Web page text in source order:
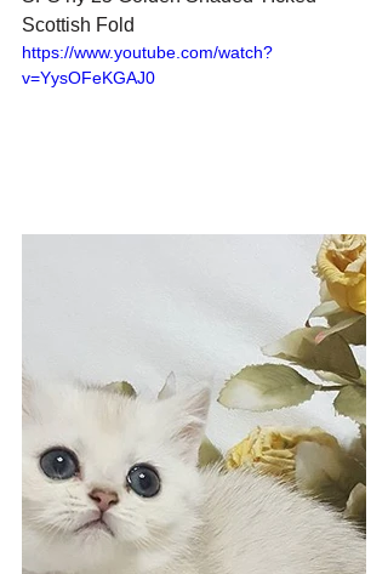
Scottish Fold
https://www.youtube.com/watch?
v=YysOFeKGAJ0